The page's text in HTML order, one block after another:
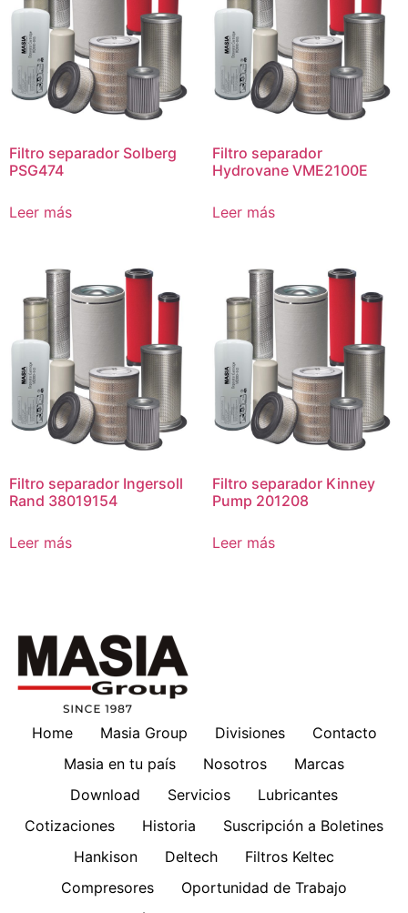
Filtro separador Solberg
PSG474
Leer más
Filtro separador
Hydrovane VME2100E
Leer más
Filtro separador Ingersoll
Rand 38019154
Leer más
Filtro separador Kinney
Pump 201208
Leer más
Home Masia Group Divisiones
Contacto
Masia en tu país
Nosotros
Marcas
Download
Servicios
Lubricantes
Cotizaciones
Historia
Suscripción a Boletines
Hankison
Deltech
Filtros Keltec
Compresores
Oportunidad de Trabajo